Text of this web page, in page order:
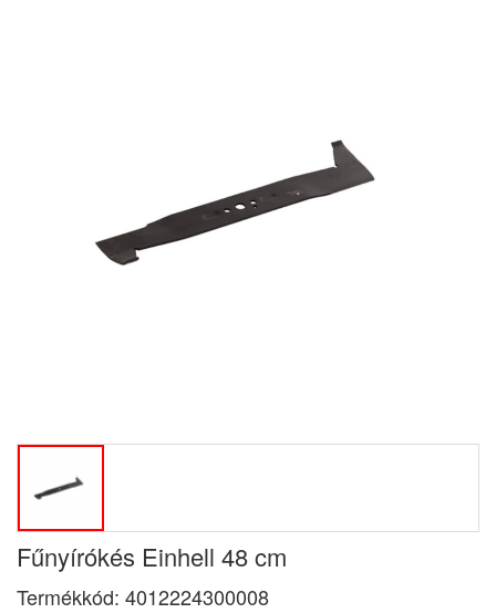
Fűnyírókés Einhell 48 cm
Termékkód: 4012224300008